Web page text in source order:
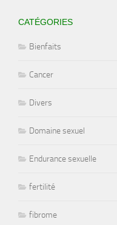
CATÉGORIES
Bienfaits
Cancer
Divers
Domaine sexuel
Endurance sexuelle
fertilité
fibrome